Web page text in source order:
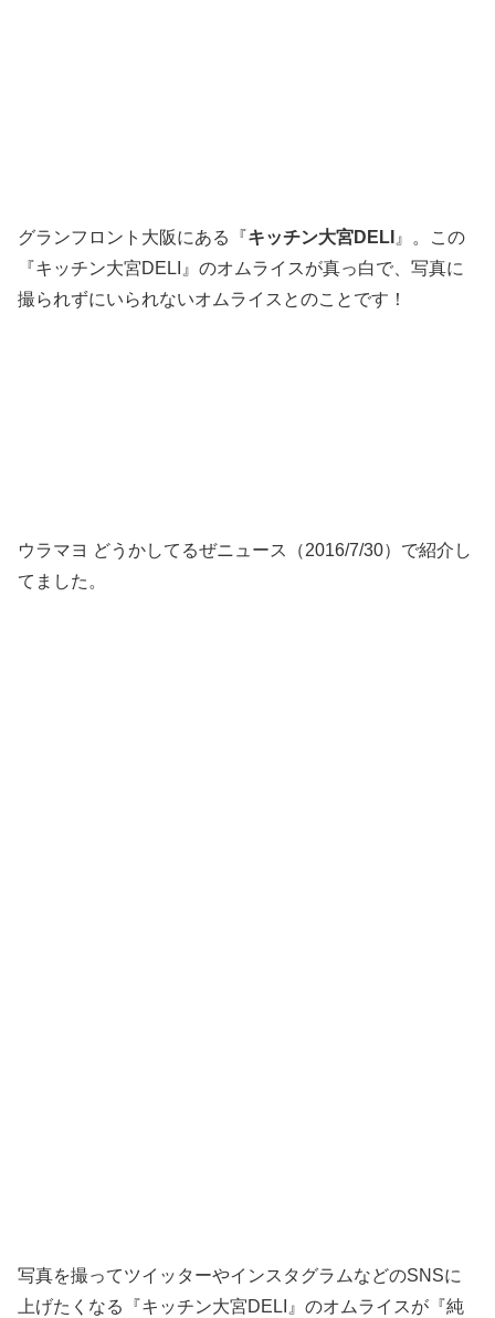
グランフロント大阪にある『キッチン大宮DELI 』。この
『キッチン大宮DELI』のオムライスが真っ白で、写真に
撮られずにいられないオムライスとのことです！
ウラマヨ どうかしてるぜニュース（2016/7/30）で紹介し
てました。
写真を撮ってツイッターやインスタグラムなどのSNSに
上げたくなる『キッチン大宮DELI』のオムライスが『純